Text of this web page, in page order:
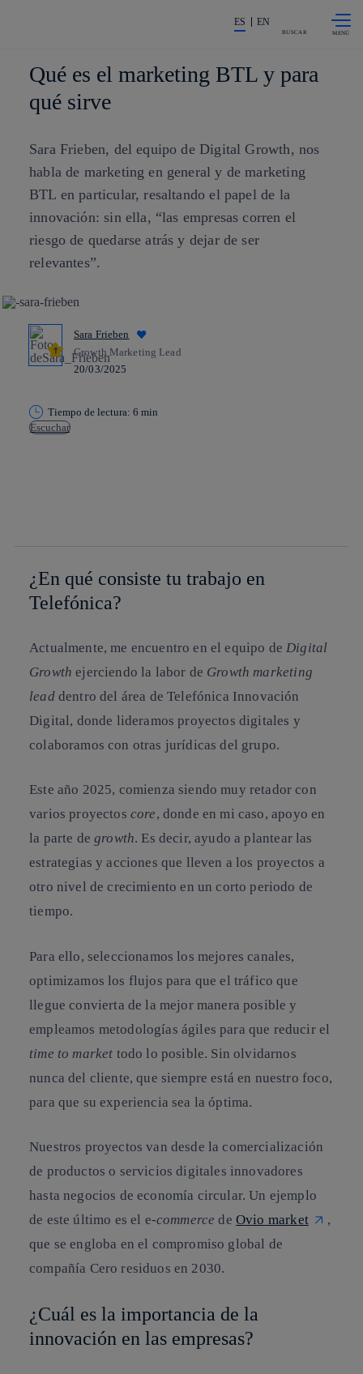
La acción en accionistas e
ES EN
BUSCAR
Qué es el marketing BTL y para
qué sirve
Sara Frieben, del equipo de Digital Growth, nos
habla de marketing en general y de marketing
BTL en particular, resaltando el papel de la
innovación: sin ella, “las empresas corren el
riesgo de quedarse atrás y dejar de ser
relevantes”.
Sara Frieben
Growth Marketing Lead
20/03/2025
Tiempo de lectura: 6 min
Escuchar
¿En qué consiste tu trabajo en
Telefónica?
Actualmente, me encuentro en el equipo de Digital
Growth ejerciendo la labor de Growth marketing
leaddentro del área de Telefónica Innovación
Digital, donde lideramos proyectos digitales y
colaboramos con otras jurídicas del grupo.
Este año 2025, comienza siendo muy retador con
varios proyectos core, donde en mi caso, apoyo en
la parte degrowth. Es decir, ayudo a plantear las
estrategias y acciones que lleven a los proyectos a
otro nivel de crecimiento en un corto periodo de
tiempo.
Para ello, seleccionamos los mejores canales,
optimizamos los flujos para que el tráfico que
llegue convierta de la mejor manera posible y
empleamos metodologías ágiles para que reducir el
time to market todo lo posible. Sin olvidarnos
nunca del cliente, que siempre está en nuestro foco,
para que su experiencia sea la óptima.
Nuestros proyectos van desde la comercialización
de productos o servicios digitales innovadores
hasta negocios de economía circular. Un ejemplo
de este último es el e-commerce de Ovio market
,
que se engloba en el compromiso global de
compañía Cero residuos en 2030.
¿Cuál es la importancia de la
innovación en las empresas?